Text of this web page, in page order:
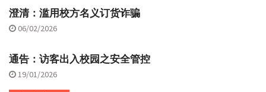
澄清：滥用校方名义订货诈骗
06/02/2026
通告：访客出入校园之安全管控
19/01/2026